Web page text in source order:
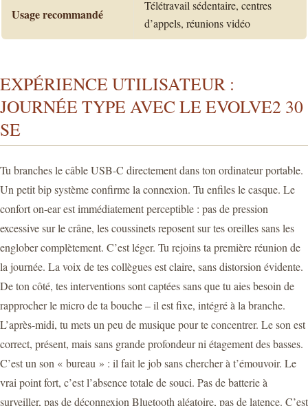
Usage recommandé
Télétravail sédentaire, centres
d’appels, réunions vidéo
EXPÉRIENCE UTILISATEUR :
JOURNÉE TYPE AVEC LE EVOLVE2 30
SE
Tu branches le câble USB-C directement dans ton ordinateur portable.
Un petit bip système confirme la connexion. Tu enfiles le casque. Le
confort on-ear est immédiatement perceptible : pas de pression
excessive sur le crâne, les coussinets reposent sur tes oreilles sans les
englober complètement. C’est léger. Tu rejoins ta première réunion de
la journée. La voix de tes collègues est claire, sans distorsion évidente.
De ton côté, tes interventions sont captées sans que tu aies besoin de
rapprocher le micro de ta bouche – il est fixe, intégré à la branche.
L’après-midi, tu mets un peu de musique pour te concentrer. Le son est
correct, présent, mais sans grande profondeur ni étagement des basses.
C’est un son « bureau » : il fait le job sans chercher à t’émouvoir. Le
vrai point fort, c’est l’absence totale de souci. Pas de batterie à
surveiller, pas de déconnexion Bluetooth aléatoire, pas de latence. C’est